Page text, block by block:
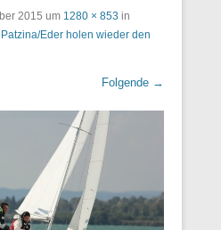
2015 um 1280 × 853 in
Eder holen wieder den
Folgende →